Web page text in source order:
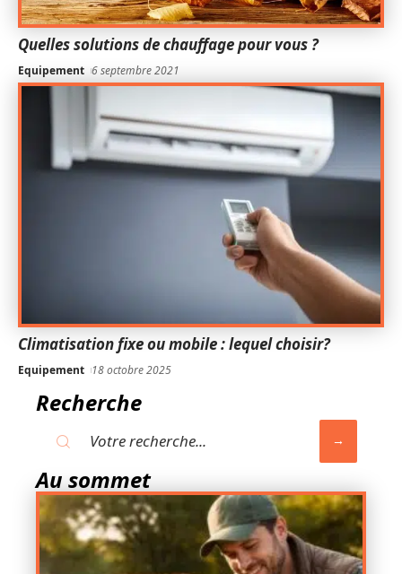
Quelles solutions de chauffage pour vous ?
Equipement 6 septembre 2021
Climatisation fixe ou mobile : lequel choisir?
Equipement 18 octobre 2025
Recherche
Au sommet